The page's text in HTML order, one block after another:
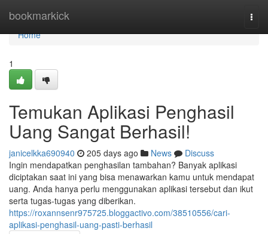
bookmarkick
Home
Home
1
Temukan Aplikasi Penghasil
Uang Sangat Berhasil!
janicelkka690940 205 days ago News
Discuss
Ingin mendapatkan penghasilan tambahan? Banyak aplikasi
diciptakan saat ini yang bisa menawarkan kamu untuk mendapat
uang. Anda hanya perlu menggunakan aplikasi tersebut dan ikut
serta tugas-tugas yang diberikan.
https://roxannsenr975725.bloggactivo.com/38510556/cari-
aplikasi-penghasil-uang-pasti-berhasil